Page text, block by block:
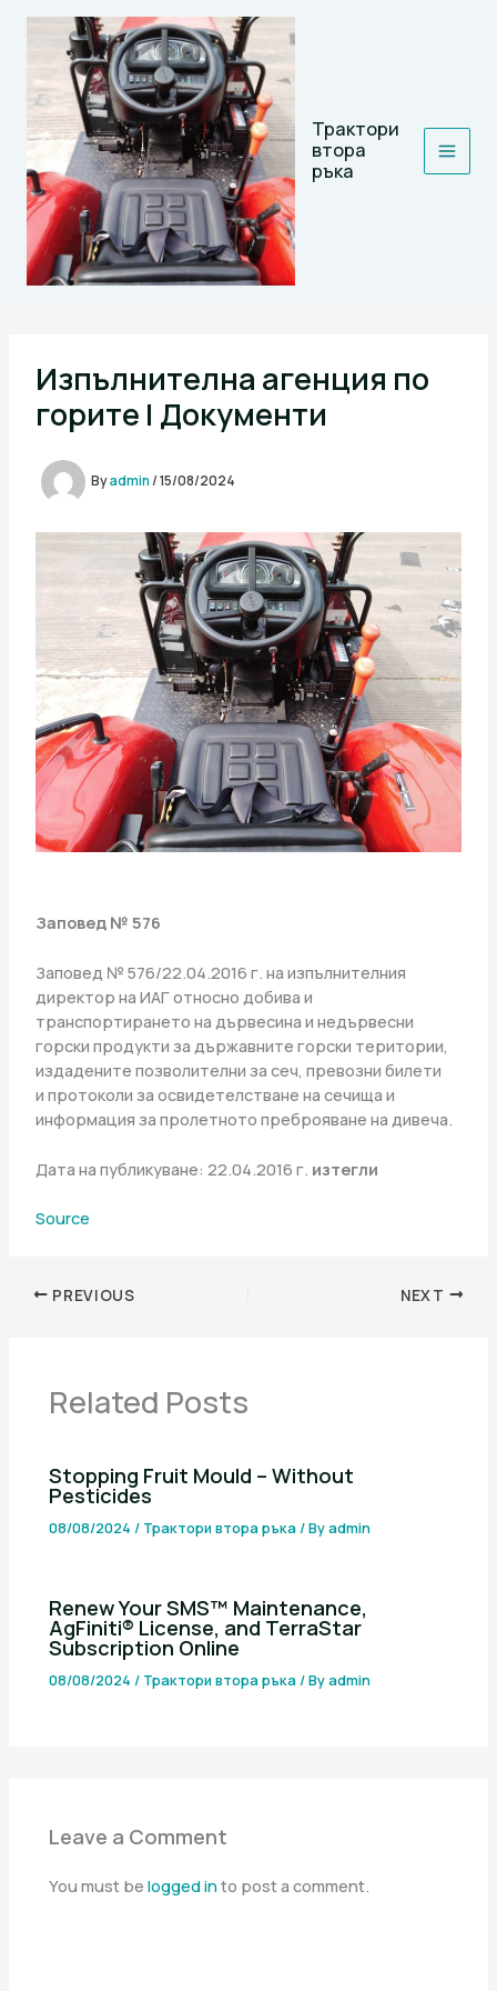
Skip
Трактори
втора
ръка
Изпълнителна агенция по
горите | Документи
Byadmin/15/08/2024
Заповед № 576
Заповед № 576/22.04.2016 г. на изпълнителния
директор на ИАГ относно добива и
транспортирането на дървесина и недървесни
горски продукти за държавните горски територии,
издадените позволителни за сеч, превозни билети
и протоколи за освидетелстване на сечища и
информация за пролетното преброяване на дивеча.
Дата на публикуване: 22.04.2016 г. изтегли
Source
PREVIOUS NEXT
Related Posts
Stopping Fruit Mould – Without
Pesticides
08/08/2024/ Трактори втора ръка/ Byadmin
Renew Your SMS™ Maintenance,
AgFiniti® License, and TerraStar
Subscription Online
08/08/2024/ Трактори втора ръка/ Byadmin
Leave a Comment
You must belogged into post a comment.